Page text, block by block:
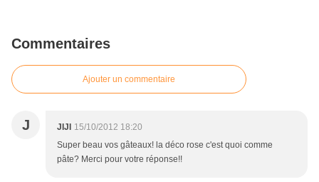
Commentaires
Ajouter un commentaire
J JIJI
15/10/2012 18:20
Super beau vos gâteaux! la déco rose c'est quoi comme
pâte? Merci pour votre réponse!!